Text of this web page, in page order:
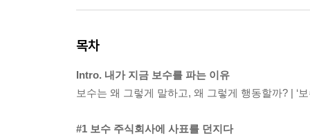
목차
Intro. 내가 지금 보수를 파는 이유
보수는 왜 그렇게 말하고, 왜 그렇게 행동할까? | ‘
#1 보수 주식회사에 사표를 던지다